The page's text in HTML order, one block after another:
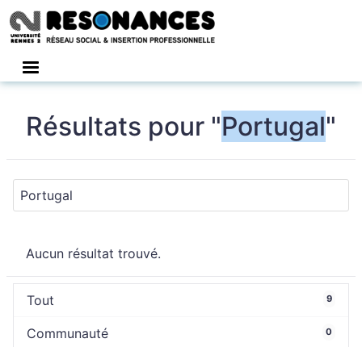
Résultats pour "Portugal"
Aucun résultat trouvé.
Tout 9
Communauté 0